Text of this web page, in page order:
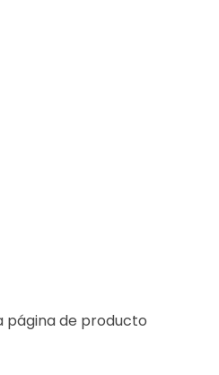
página de producto